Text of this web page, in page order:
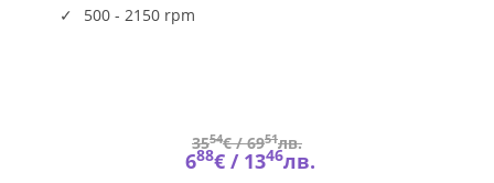
500 - 2150 rpm
3554€ /6951лв.
688€ / 1346лв.